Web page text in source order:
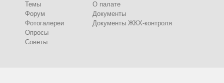
Темы
Форум
Фотогалереи
Опросы
Советы
О палате
Документы
Документы ЖКХ-контроля